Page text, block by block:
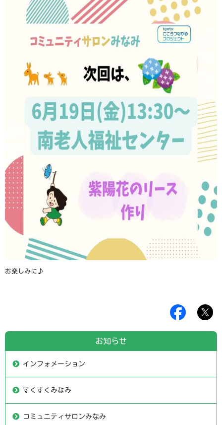
お楽しみに♪
お知らせ
インフォメーション
すくすくみなみ
コミュニティサロンみなみ